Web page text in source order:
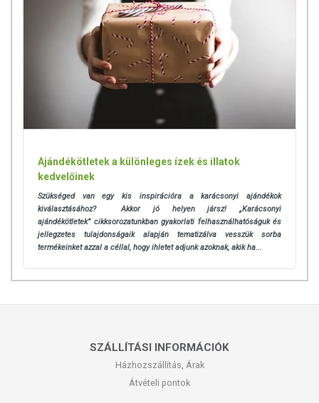
Minőségét megőrzi: a csomagoláson / terméken jelezett
Forgalmazó: Naturprodukt Kft.
Gyártó: Gyártja: Dr. Theiss Naturwaren GmbH, Németország
A termék belső fogyasztásra nem alkalmas. A termék nem
gyógyít betegségeket. A termék nem az orvosi kezelés
helyettesítésére alkalmas. Betegség esetén használatát
Az ajánlott napi alkalmazási mennyiséget ne lépje túl! Ne
használja irritált vagy sérült bőrfelületen! Ne használja a
allergiás! Ha kiütés jelentkezik, függessze fel a használatát!
Gyermekektől elzárva tartandó.
Ajándékötletek a különleges ízek és illatok
kedvelőinek
Szükséged van egy kis inspirációra a karácsonyi ajándékok
kiválasztásához? Akkor jó helyen jársz! „Karácsonyi
ajándékötletek” cikksorozatunkban gyakorlati felhasználhatóságuk és
jellegzetes tulajdonságaik alapján tematizálva vesszük sorba
termékeinket azzal a céllal, hogy ihletet adjunk azoknak, akik ha...
SZÁLLÍTÁSI INFORMÁCIÓK
Házhozszállítás, Árak
Átvételi pontok